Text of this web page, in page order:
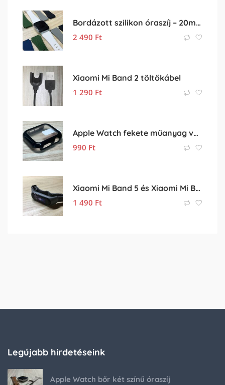
Bordázott szilikon óraszíj – 20mm
2 490 Ft
Xiaomi Mi Band 2 töltőkábel
1 290 Ft
Apple Watch fekete műanyag védőtok
990 Ft
Xiaomi Mi Band 5 és Xiaomi Mi Band 6 gumis pótszíj (szürke)
1 490 Ft
Legújabb hirdetéseink
Apple Watch bőr két színű óraszíj